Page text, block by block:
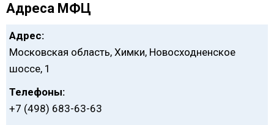
Адреса МФЦ
Адрес:
Московская область, Химки, Новосходненское
шоссе, 1
Телефоны:
+7 (498) 683-63-63